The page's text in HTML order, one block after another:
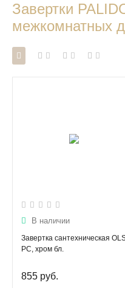
Завертки
межкомнатных
В наличии
Завертка сантехническая
PC, хром бл.
855 руб.